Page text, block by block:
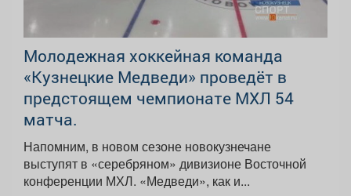
Молодежная хоккейная команда
«Кузнецкие Медведи» проведёт в
предстоящем чемпионате МХЛ 54
матча.
Напомним, в новом сезоне новокузнечане
выступят в «серебряном» дивизионе Восточной
конференции МХЛ. «Медведи», как и...